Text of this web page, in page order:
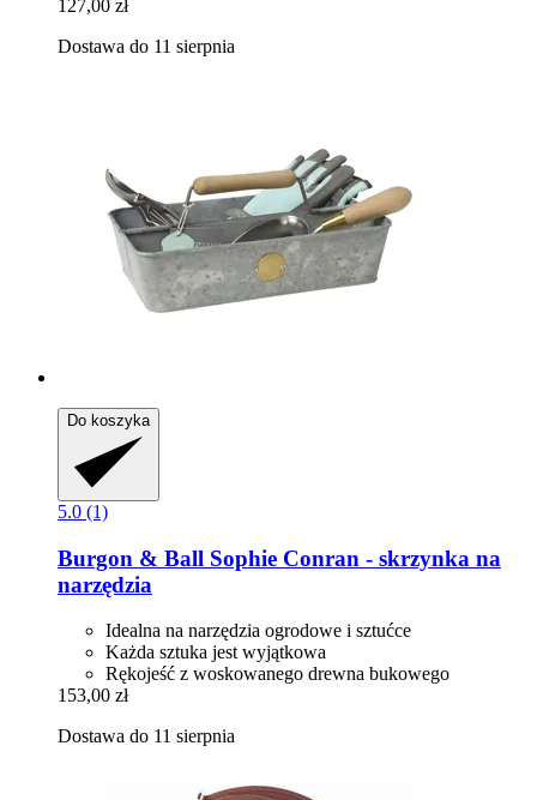
127,00 zł
Dostawa do 11 sierpnia
Do koszyka
5.0 (1)
Burgon & Ball Sophie Conran -​ skrzynka na
narzędzia
Idealna na narzędzia ogrodowe i sztućce
Każda sztuka jest wyjątkowa
Rękojeść z woskowanego drewna bukowego
153,00 zł
Dostawa do 11 sierpnia